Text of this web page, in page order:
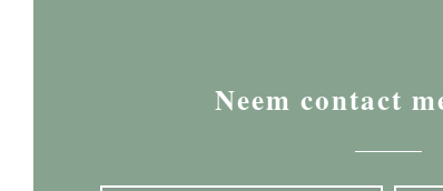
Neem contact